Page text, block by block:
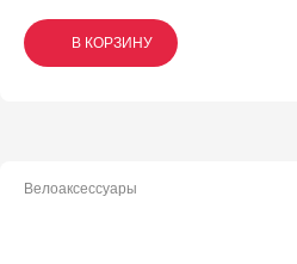
В КОРЗИНУ
В КОРЗИНУ
В КОРЗИНУ
Велоаксессуары